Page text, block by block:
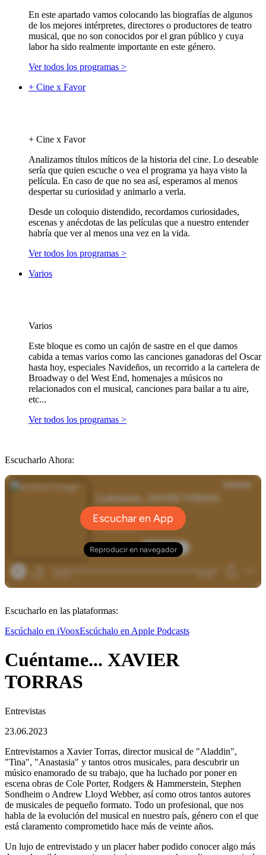
En este apartado vamos colocando las biografías de algunos
de los mejores intérpretes, directores o productores de teatro
musical, que no son conocidos por el gran público y cuya
labor ha sido realmente importante en este género.
Ver todos los programas >
+ Cine x Favor
+ Cine x Favor
Analizamos títulos míticos de la historia del cine. Lo deseable
sería que quien escuche o vea el programa ya haya visto la
película. En caso de que no sea así, esperamos al menos
despertar su curiosidad y animarlo a verla.
Desde un coloquio distendido, recordamos curiosidades,
escenas y anécdotas de las películas que a nuestro entender
habría que ver al menos una vez en la vida.
Ver todos los programas >
Varios
Varios
Este bloque es como un cajón de sastre en el que damos
cabida a temas varios como las canciones ganadoras del Oscar
hasta hoy, especiales Navideños, un recorrido a la cartelera de
Broadway o del West End, homenajes a músicos no
relacionados con el musical, canciones para bailar a tu aire,
etc...
Ver todos los programas >
Escucharlo Ahora:
Escucharlo en las plataformas:
Escúchalo en iVooxEscúchalo en Apple Podcasts
Cuéntame... XAVIER
TORRAS
Entrevistas
23.06.2023
Entrevistamos a Xavier Torras, director musical de "Aladdin",
"Tina", "Anastasia" y tantos otros musicales, para descubrir un
músico enamorado de su trabajo, que ha luchado por poner en
escena obras de Cole Porter, Rodgers & Hammerstein, Stephen
Sondheim o Andrew Lloyd Webber, así como otros tantos autores
de musicales de pequeño formato. Todo un profesional, que nos
habla de la evolución del musical en nuestro país, género con el que
está claramento comprometido hace más de veinte años.
Un lujo de entrevistado y un placer haber podido conocer algo más